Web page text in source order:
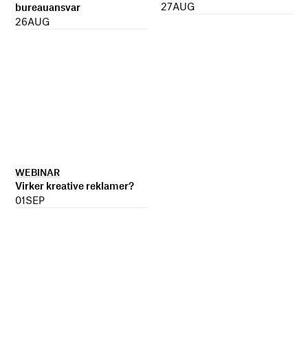
bureauansvar
26AUG
27AUG
WEBINAR
Virker kreative reklamer?
01SEP